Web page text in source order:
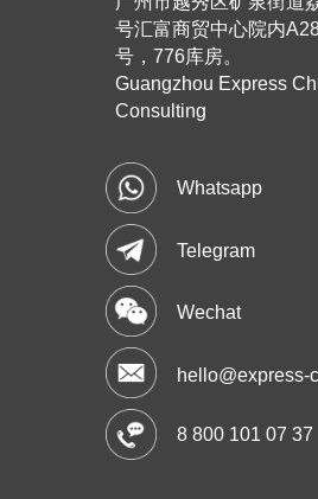
Whatsapp
Telegram
Wechat
hello@express-
8 800 101 07 37
号汇富商贸中心院内
号，776库房。
Guangzhou Express
Consulting